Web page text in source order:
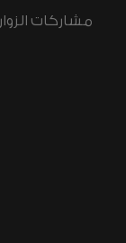
مشاركات الزوار